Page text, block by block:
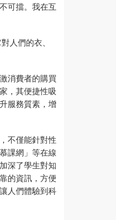
可擋。我在互
人們的衣、
消費者的購買
，其便捷性吸
服務質素，增
不僅能針對性
課網」等在線
深了學生對知
的資訊，方便
人們體驗到科